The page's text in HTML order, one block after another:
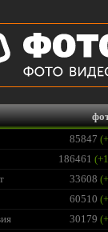
Игры и Конкурсы|
85847
186461
33608
60510
30179